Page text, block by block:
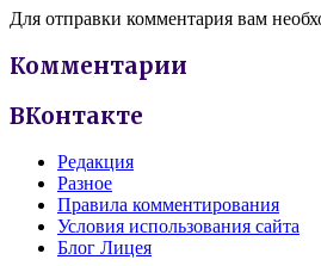
Для отправки комментария вам
Комментарии
ВКонтакте
Редакция
Разное
Правила комментирования
Условия использования сайта
Блог Лицея